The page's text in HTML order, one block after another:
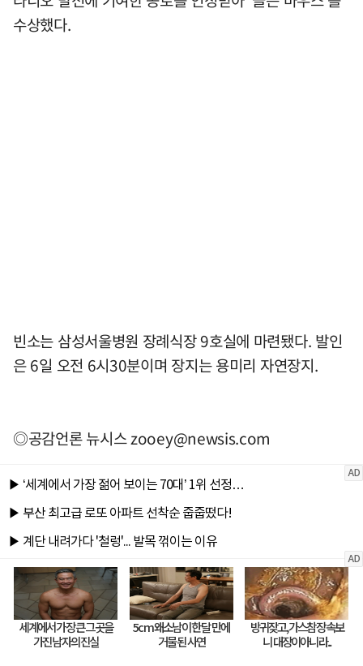
수상했다.
빈소는 삼성서울병원 장례식장 9호실에 마련됐다. 발인
은 6일 오전 6시30분이며 장지는 용미리 자연장지.
◎공감언론 뉴시스zooey@newsis.com